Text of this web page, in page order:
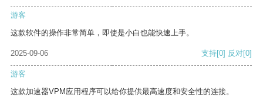
游客
这款软件的操作非常简单，即使是小白也能快速上手。
2025-09-06 支持[0] 反对[0]
游客
这款加速器VPM应用程序可以给你提供最高速度和安全性的连接。